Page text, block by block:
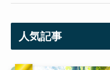
人気記事